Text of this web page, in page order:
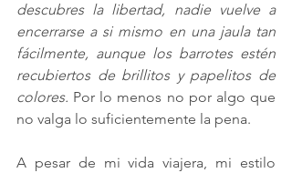
descubres la libertad, nadie vuelve a
encerrarse a si mismo en una jaula tan
fácilmente, aunque los barrotes estén
recubiertos de brillitos y papelitos de
colores. Por lo menos no por algo que
no valga lo suficientemente la pena.
A pesar de mi vida viajera, mi estilo